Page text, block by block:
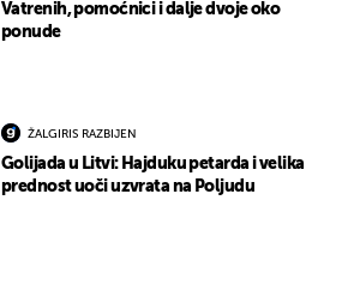
Vatrenih, pomoćnici i dalje dvoje oko
ponude
ŽALGIRIS RAZBIJEN
Golijada u Litvi: Hajduku petarda i velika
prednost uoči uzvrata na Poljudu